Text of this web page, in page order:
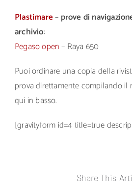
Plastimare– prove di
archivio:
Pegaso open– Raya 650
Puoi ordinare una copia della
prova direttamente compilando
qui in basso.
[gravityform id=4 title=true
Share This